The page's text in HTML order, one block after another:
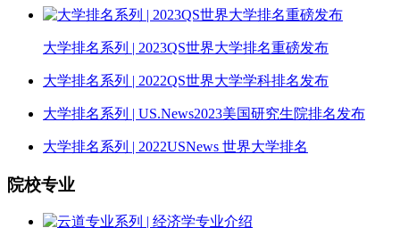
大学排名系列 | 2023QS世界大学排名重磅发布
大学排名系列 | 2022QS世界大学学科排名发布
大学排名系列 | US.News2023美国研究生院排名发布
大学排名系列 | 2022USNews 世界大学排名
院校专业